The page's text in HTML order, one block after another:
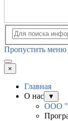
Пропустить меню
×
Главная
О нас
▼
ООО